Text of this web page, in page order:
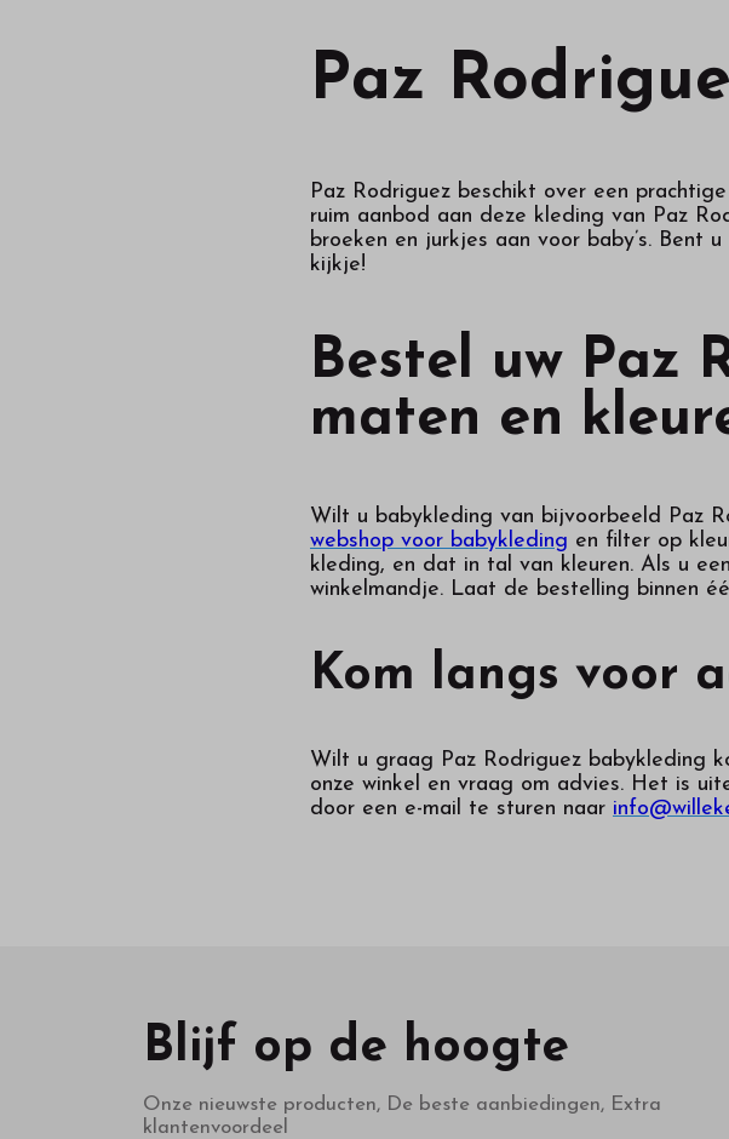
Paz
Paz Rodriguez beschikt over een
ruim aanbod aan deze kleding van Paz
broeken en jurkjes aan voor baby’s. Bent
kijkje!
Bestel uw Paz
maten en
Wilt u babykleding van bijvoorbeeld Paz
webshop voor babykleding en filter op
kleding, en dat in tal van kleuren. Als u
winkelmandje. Laat de bestelling binnen
Kom langs voor
Wilt u graag Paz Rodriguez babykleding
onze winkel en vraag om advies. Het is
door een e-mail te sturen naar
Blijf op de hoogte
Onze nieuwste producten, De beste aanbiedingen, Extra
klantenvoordeel